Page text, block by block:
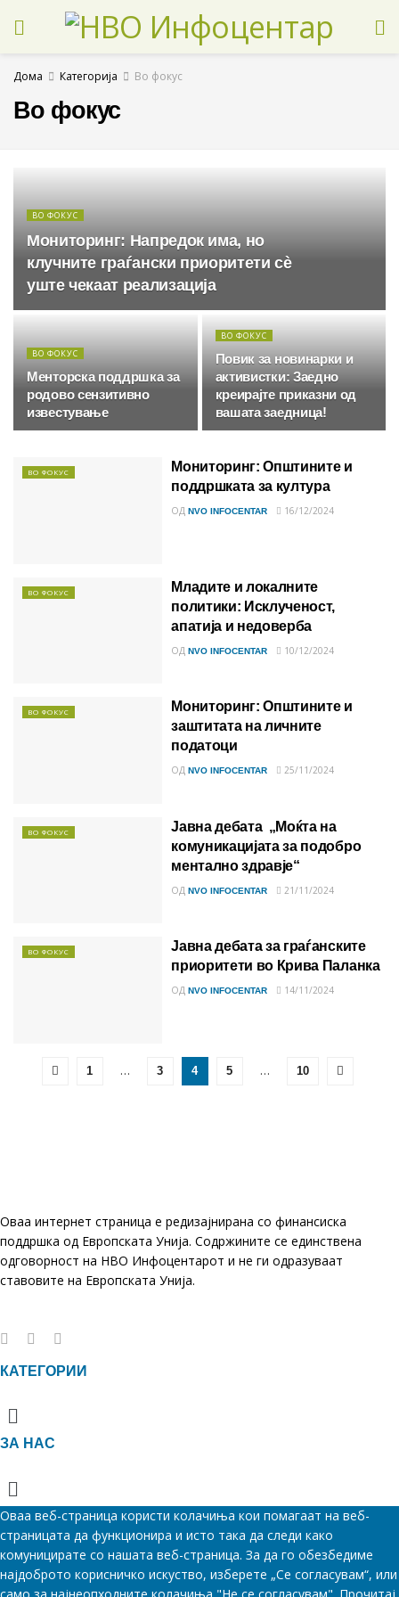
Дома Категорија Во фокус
Во фокус
ВО ФОКУС
Мониторинг: Напредок има, но
клучните граѓански приоритети сè
уште чекаат реализација
ВО ФОКУС
Менторска поддршка за
родово сензитивно
известување
ВО ФОКУС
Повик за новинарки и
активистки: Заедно
креирајте приказни од
вашата заедница!
ВО ФОКУС
Мониторинг: Општините и
поддршката за култура
ОД NVO INFOCENTAR 16/12/2024
ВО ФОКУС
Младите и локалните
политики: Исклученост,
апатија и недоверба
ОД NVO INFOCENTAR 10/12/2024
ВО ФОКУС
Мониторинг: Општините и
заштитата на личните
податоци
ОД NVO INFOCENTAR 25/11/2024
ВО ФОКУС
Јавна дебата „Моќта на
комуникацијата за подобро
ментално здравје“
ОД NVO INFOCENTAR 21/11/2024
ВО ФОКУС
Јавна дебата за граѓанските
приоритети во Крива Паланка
ОД NVO INFOCENTAR 14/11/2024
1 … 3 4 5 … 10
Оваа интернет страница е редизајнирана со финансиска
поддршка од Европската Унија. Содржините се единствена
одговорност на НВО Инфоцентарот и не ги одразуваат
ставовите на Европската Унија.
КАТЕГОРИИ
Menu
ЗА НАС
Menu
Оваа веб-страница користи колачиња кои помагаат на веб-
страницата да функционира и исто така да следи како
комуницирате со нашата веб-страница. За да го обезбедиме
најдоброто корисничко искуство, изберете „Се согласувам“, или